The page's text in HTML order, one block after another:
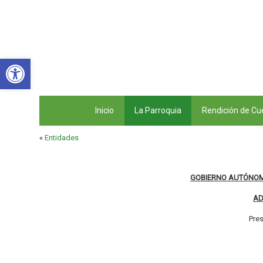
Inicio La Parroquia Rendición de
«Entidades
GOBIERNO
Abrir barra de herramientas